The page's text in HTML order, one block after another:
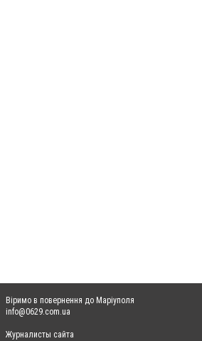
Віримо в повернення до Маріуполя
info@0629.com.ua
Журналисты сайта